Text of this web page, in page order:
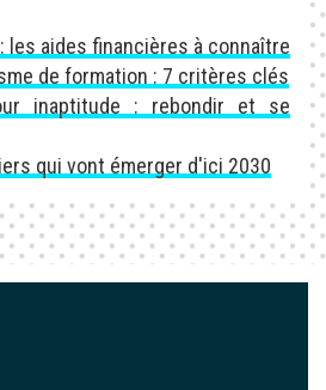
les aides financières à connaître
de formation : 7 critères clés
inaptitude : rebondir et se
qui vont émerger d'ici 2030